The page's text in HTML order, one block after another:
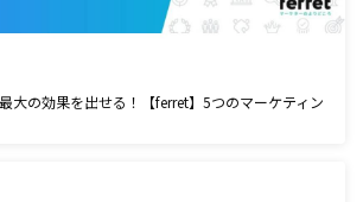
大の効果を出せる！【ferret】5つのマーケティン